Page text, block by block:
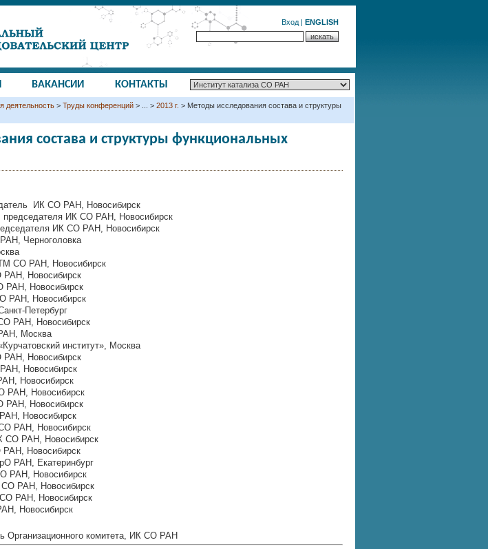
Вход | ENGLISH
ВАКАНСИИ КОНТАКТЫ
деятельность > Труды конференций > ... > 2013 г. > Методы исследования состава и структуры
состава и структуры функциональных
ИК СО РАН, Новосибирск
ИК СО РАН, Новосибирск
ИК СО РАН, Новосибирск
Черноголовка
СО РАН, Новосибирск
Новосибирск
Новосибирск
РАН, Новосибирск
РАН, Новосибирск
Москва
институт», Москва
Новосибирск
Новосибирск
Новосибирск
Новосибирск
Новосибирск
Новосибирск
РАН, Новосибирск
РАН, Новосибирск
Новосибирск
РАН, Екатеринбург
РАН, Новосибирск
РАН, Новосибирск
РАН, Новосибирск
Новосибирск
Организационного комитета, ИК СО РАН